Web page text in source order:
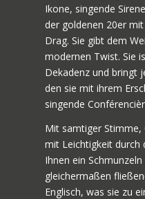
Ikone, singende
der goldenen 20er
Drag. Sie gibt dem
modernen Twist. Sie
Dekadenz und bringt
den sie mit ihrem
singende
Mit samtiger Stimme,
mit Leichtigkeit durch
Ihnen ein
gleichermaßen
Englisch, was sie zu